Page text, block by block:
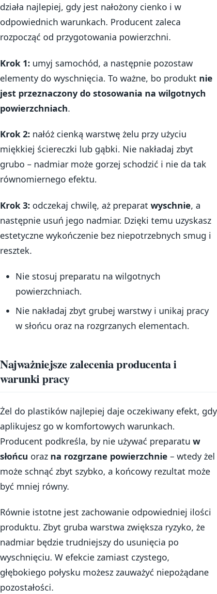
działa najlepiej, gdy jest nałożony cienko i w
odpowiednich warunkach. Producent zaleca
rozpocząć od przygotowania powierzchni.
Krok 1: umyj samochód, a następnie pozostaw
elementy do wyschnięcia. To ważne, bo produkt nie
jest przeznaczony do stosowania na wilgotnych
powierzchniach.
Krok 2: nałóż cienką warstwę żelu przy użyciu
miękkiej ściereczki lub gąbki. Nie nakładaj zbyt
grubo – nadmiar może gorzej schodzić i nie da tak
równomiernego efektu.
Krok 3: odczekaj chwilę, aż preparat wyschnie, a
następnie usuń jego nadmiar. Dzięki temu uzyskasz
estetyczne wykończenie bez niepotrzebnych smug i
resztek.
Nie stosuj preparatu na wilgotnych
powierzchniach.
Nie nakładaj zbyt grubej warstwy i unikaj pracy
w słońcu oraz na rozgrzanych elementach.
Najważniejsze zalecenia producenta i
warunki pracy
Żel do plastików najlepiej daje oczekiwany efekt, gdy
aplikujesz go w komfortowych warunkach.
Producent podkreśla, by nie używać preparatu w
słońcu oraz na rozgrzane powierzchnie – wtedy żel
może schnąć zbyt szybko, a końcowy rezultat może
być mniej równy.
Równie istotne jest zachowanie odpowiedniej ilości
produktu. Zbyt gruba warstwa zwiększa ryzyko, że
nadmiar będzie trudniejszy do usunięcia po
wyschnięciu. W efekcie zamiast czystego,
głębokiego połysku możesz zauważyć niepożądane
pozostałości.